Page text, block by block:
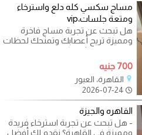
مساج سكسي كله دلع واسترخاء
ومتعة جلسات،vip
هل تبحث عن تجربة مساج فاخرة
ومميزة تريح أعصابك وتمنحك لحظات
من الدلع والإثارة؟ ✅ استمتع بجلسة
700 جنيه
القاهرة، العبور
القاهره والجيزة
- هل تبحث عن تجربة استرخاء فريدة
ومميزة في القاهرة؟ نقدم لك أفضل